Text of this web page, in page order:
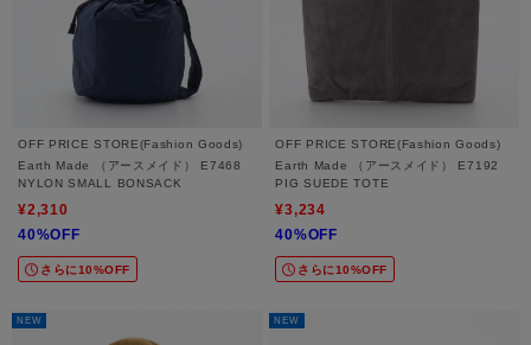
OFF PRICE STORE(Fashion Goods)
Earth Made （アースメイド） E7468
NYLON SMALL BONSACK
¥2,310
40%OFF
さらに10%OFF
OFF PRICE STORE(Fashion Goods)
Earth Made （アースメイド） E7192
PIG SUEDE TOTE
¥3,234
40%OFF
さらに10%OFF
NEW NEW